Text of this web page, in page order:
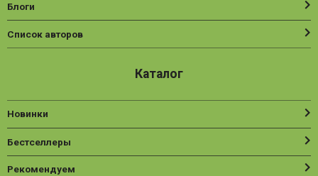
Блоги
Список авторов
Каталог
Новинки
Бестселлеры
Рекомендуем